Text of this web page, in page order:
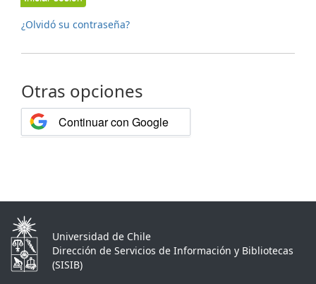
¿Olvidó su contraseña?
Otras opciones
Continuar con Google
Universidad de Chile
Dirección de Servicios de Información y Bibliotecas
(SISIB)